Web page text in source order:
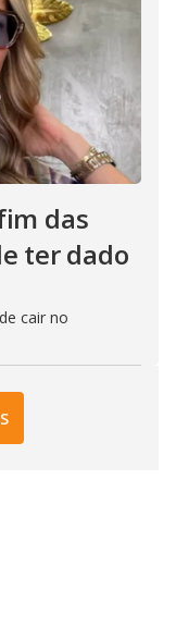
das
ter dado
cair no